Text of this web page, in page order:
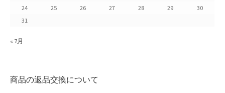
ご利用規約
よくある質問
24
25 26 27 28 29
30
31
« 7月
商品の返品交換について